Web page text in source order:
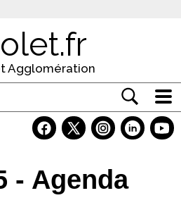
Agglomération
- Agenda